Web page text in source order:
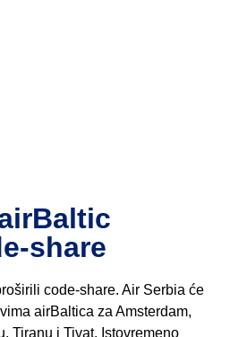
share
code-share. Air Serbia će
airBaltica za Amsterdam,
Tiranu i Tivat. Istovremeno